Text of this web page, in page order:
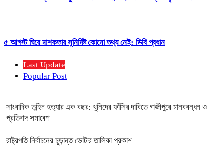
৫ আগস্ট ঘিরে নাশকতার সুনির্দিষ্ট কোনো তথ্য নেই: ডিবি প্রধান
Last Update
Popular Post
সাংবাদিক তুহিন হত্যার এক বছর: খুনিদের ফাঁসির দাবিতে গাজীপুরে মানববন্ধন ও
প্রতিবাদ সমাবেশ
রাষ্ট্রপতি নির্বাচনের চূড়ান্ত ভোটার তালিকা প্রকাশ